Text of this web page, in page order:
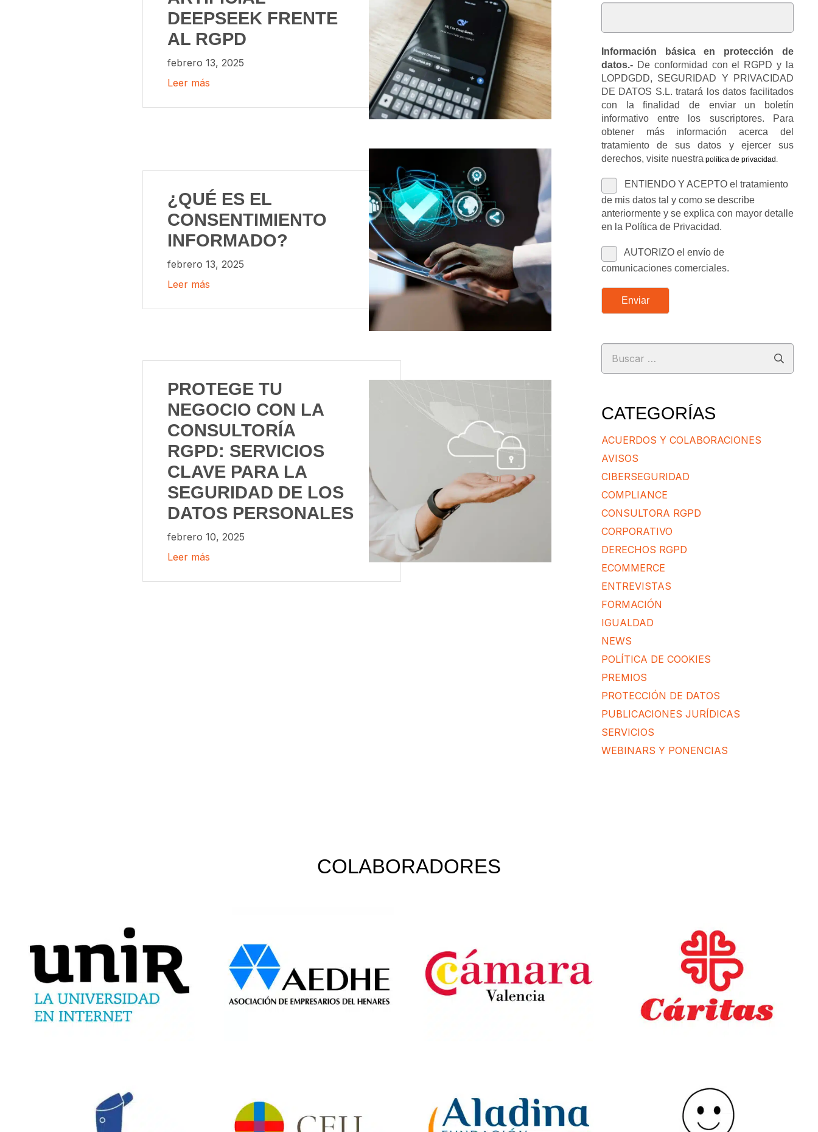
DEEPSEEK FRENTE
AL RGPD
febrero 13, 2025
Leer más
¿QUÉ ES EL
CONSENTIMIENTO
INFORMADO?
febrero 13, 2025
Leer más
PROTEGE TU
NEGOCIO CON LA
CONSULTORÍA
RGPD: SERVICIOS
CLAVE PARA LA
SEGURIDAD DE LOS
DATOS PERSONALES
febrero 10, 2025
Leer más
Información básica en protección de
datos.-De conformidad con el RGPD y la
LOPDGDD, SEGURIDAD Y PRIVACIDAD
DE DATOS S.L. tratará los datos facilitados
con la finalidad de enviar un boletín
informativo entre los suscriptores. Para
obtener más información acerca del
tratamiento de sus datos y ejercer sus
derechos, visite nuestra política de privacidad .
ENTIENDO Y ACEPTO el tratamiento
de mis datos tal y como se describe
anteriormente y se explica con mayor detalle
en la Política de Privacidad.
AUTORIZO el envío de
comunicaciones comerciales.
Enviar
Buscar:
CATEGORÍAS
ACUERDOS Y COLABORACIONES
AVISOS
CIBERSEGURIDAD
COMPLIANCE
CONSULTORA RGPD
CORPORATIVO
DERECHOS RGPD
ECOMMERCE
ENTREVISTAS
FORMACIÓN
IGUALDAD
NEWS
POLÍTICA DE COOKIES
PREMIOS
PROTECCIÓN DE DATOS
PUBLICACIONES JURÍDICAS
SERVICIOS
WEBINARS Y PONENCIAS
COLABORADORES